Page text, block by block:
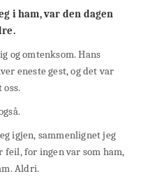
i ham, var den dagen
og omtenksom. Hans
eneste gest, og det var
igjen, sammenlignet jeg
feil, for ingen var som ham,
Aldri.